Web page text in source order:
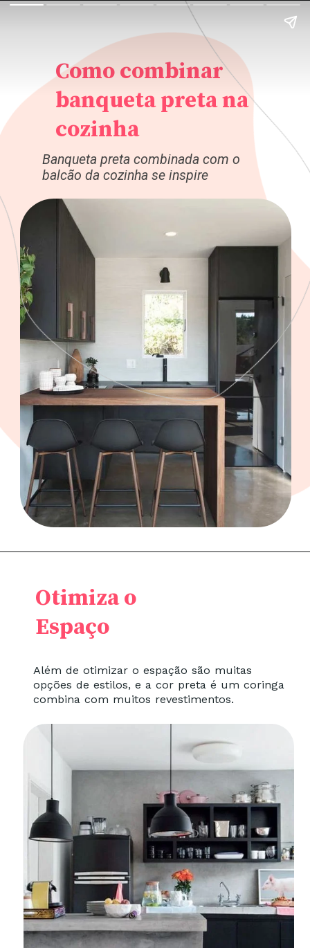
Como combinar
banqueta preta na
cozinha
Banqueta preta combinada com o
balcão da cozinha se inspire
Além de otimizar o espação são muitas
opções de estilos, e a cor preta é um coringa
combina com muitos revestimentos.
Otimiza o
Espaço